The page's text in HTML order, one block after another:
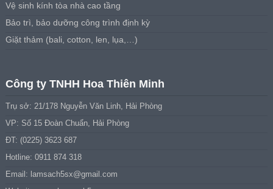
Vệ sinh kính tòa nhà cao tầng
Bảo trì, bảo dưỡng công trình định kỳ
Giặt thảm (bali, cotton, len, lụa,…)
Công ty TNHH Hoa Thiên Minh
Trụ sở: 21/178 Nguyễn Văn Linh, Hải Phòng
VP: Số 15 Đoàn Chuẩn, Hải Phòng
ĐT: (0225) 3623 687
Hotline: 0911 874 318
Email: lamsach5sx@gmail.com